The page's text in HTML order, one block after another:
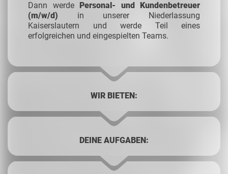
Dann werde Personal- und Kundenbetreuer
(m/w/d) in unserer Niederlassung
Kaiserslautern und werde Teil eines
erfolgreichen und eingespielten Teams.
WIR BIETEN:
DEINE AUFGABEN: